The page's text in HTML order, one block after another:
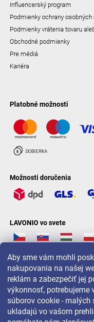
Aby sme vám mohli
nakupovania na našej
reklám a zabezpečiť jej
výkonnosť, potrebujeme
súborov cookie - malých
ukladajú vo vašom
Influencerský program
Podmienky ochrany osobných
Podmienky vrátenia tovaru
Obchodné podmienky
Pre médiá
Kariéra
Platobné možnosti
Možnosti doručenia
LAVONIO vo svete
Pre akcie, súťaže a zľavy